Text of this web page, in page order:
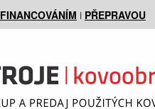
FINANCOVÁNÍM i PŘEPRAVOU